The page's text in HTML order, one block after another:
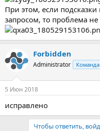
При этом, если
запросом, то проблема
Forbidden
Administrator
5 Июн 2018
исправлено
Чтобы ответить,